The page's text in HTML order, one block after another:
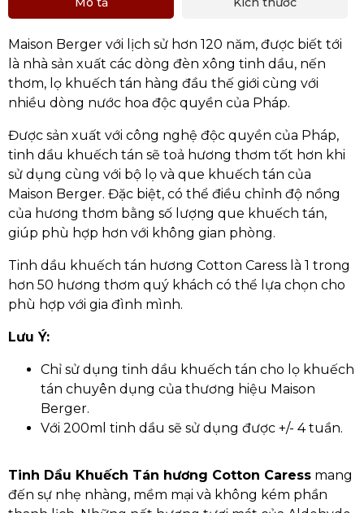
Maison Berger với lịch sử hơn 120 năm, được biết tới
là nhà sản xuất các dòng đèn xông tinh dầu, nến
thơm, lọ khuếch tán hàng đầu thế giới cùng với
nhiều dòng nước hoa độc quyền của Pháp.
Được sản xuất với công nghệ độc quyền của Pháp,
tinh dầu khuếch tán sẽ toả hương thơm tốt hơn khi
sử dụng cùng với bộ lọ và que khuếch tán của
Maison Berger. Đặc biệt, có thể điều chỉnh độ nồng
của hương thơm bằng số lượng que khuếch tán,
giúp phù hợp hơn với không gian phòng.
Tinh dầu khuếch tán hương Cotton Caress là 1 trong
hơn 50 hương thơm quý khách có thể lựa chọn cho
phù hợp với gia đình mình.
Lưu Ý:
Chỉ sử dụng tinh dầu khuếch tán cho lọ khuếch
tán chuyên dụng của thương hiệu Maison
Berger.
Với 200ml tinh dầu sẽ sử dụng được +/- 4 tuần.
Tinh Dầu Khuếch Tán hương Cotton Caress mang
đến sự nhẹ nhàng, mềm mại và không kém phần